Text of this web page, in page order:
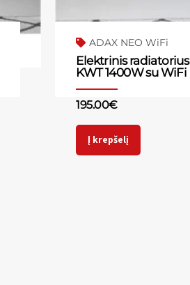
ADAX NEO WiFi
Elektrinis radiatorius
KWT 1400W su WiFi
195.00€
Į krepšelį